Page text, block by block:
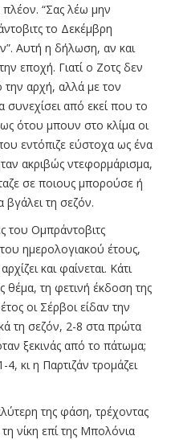
“Σας λέω μην
το Δεκέμβρη
Αυτή η δήλωση, αν και
εποχή. Γιατί ο Ζοτς δεν
αρχή, αλλά με τον
από εκεί που το
ότου μπουν στο κλίμα οι
εντόπιζε εύστοχα ως ένα
ακριβώς ντεφορμάρισμα,
σε ποιους μπορούσε ή
βγάλει τη σεζόν.
του Ομπράντοβιτς
ημερολογιακού έτους,
και φαίνεται. Κάτι
θέμα, τη φετινή έκδοση της
οι Σέρβοι είδαν την
τη σεζόν, 2-8 στα πρώτα
ξεκινάς από το πάτωμα;
κι η Παρτιζάν τρομάζει
της φάση, τρέχοντας
νίκη επί της Μπολόνια